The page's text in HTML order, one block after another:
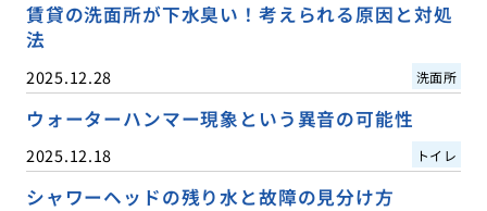
賃貸の洗面所が下水臭い！考えられる原因と対処
法
2025.12.28 洗面所
ウォーターハンマー現象という異音の可能性
2025.12.18 トイレ
シャワーヘッドの残り水と故障の見分け方